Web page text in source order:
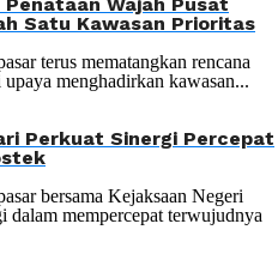
Satu Kawasan Prioritas
terus mematangkan rencana
menghadirkan kawasan...
Perkuat Sinergi Percepat
bersama Kejaksaan Negeri
dalam mempercepat terwujudnya